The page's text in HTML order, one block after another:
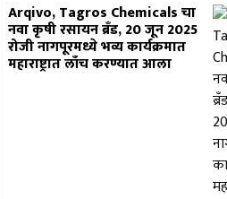
Arqivo, Tagros Chemicals चा
नवा कृषी रसायन ब्रँड, 20 जून 2025
रोजी नागपूरमध्ये भव्य कार्यक्रमात
महाराष्ट्रात लाँच करण्यात आला